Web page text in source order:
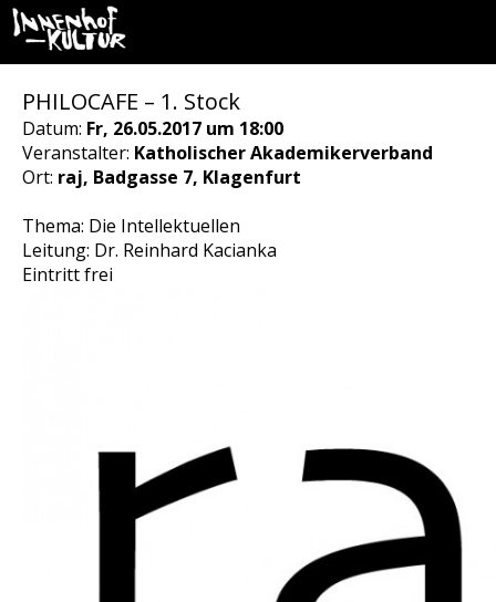
PHILOCAFE – 1. Stock
Datum: Fr, 26.05.2017 um 18:00
Veranstalter: Katholischer Akademikerverband
Ort: raj, Badgasse 7, Klagenfurt
Thema: Die Intellektuellen
Leitung: Dr. Reinhard Kacianka
Eintritt frei